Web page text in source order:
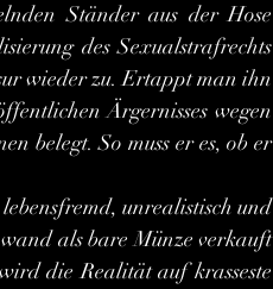
Ständer aus der Hose
des Sexualstrafrechts
wieder zu. Ertappt man ihn
Ärgernisses wegen
belegt. So muss er es, ob er
als bare Münze verkauft
die Realität auf krasseste